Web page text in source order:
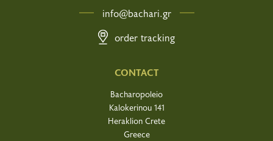
CONTACT
Bacharopoleio
Kalokerinou 141
Heraklion Crete
Greece
info@bachari.gr
order tracking